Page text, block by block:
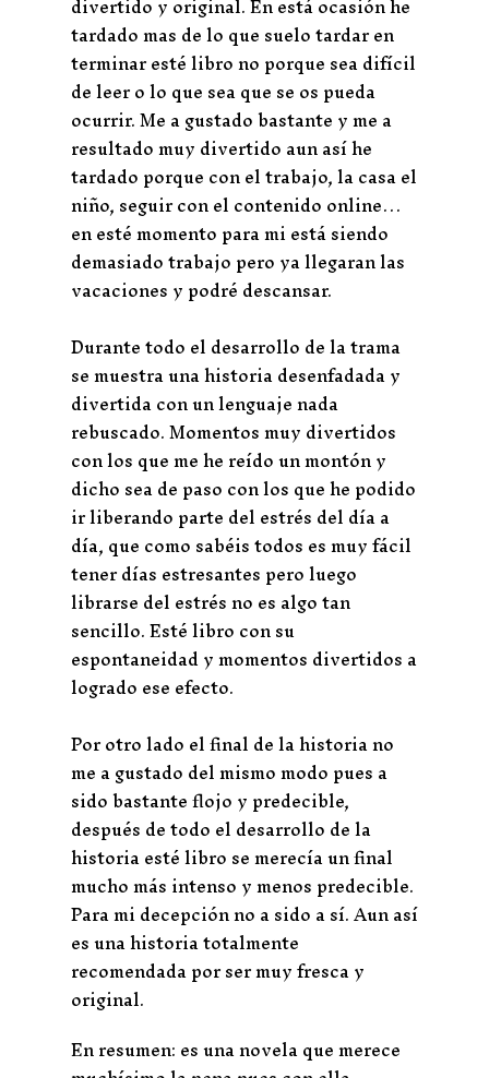
tardado mas de lo que suelo tardar en
terminar esté libro no porque sea difícil
de leer o lo que sea que se os pueda
ocurrir. Me a gustado bastante y me a
resultado muy divertido aun así he
tardado porque con el trabajo, la casa el
niño, seguir con el contenido online…
en esté momento para mi está siendo
demasiado trabajo pero ya llegaran las
vacaciones y podré descansar.
Durante todo el desarrollo de la trama
se muestra una historia desenfadada y
divertida con un lenguaje nada
rebuscado. Momentos muy divertidos
con los que me he reído un montón y
dicho sea de paso con los que he podido
ir liberando parte del estrés del día a
día, que como sabéis todos es muy fácil
tener días estresantes pero luego
librarse del estrés no es algo tan
sencillo. Esté libro con su
espontaneidad y momentos divertidos a
logrado ese efecto.
Por otro lado el final de la historia no
me a gustado del mismo modo pues a
sido bastante flojo y predecible,
después de todo el desarrollo de la
historia esté libro se merecía un final
mucho más intenso y menos predecible.
Para mi decepción no a sido a sí. Aun así
es una historia totalmente
recomendada por ser muy fresca y
original.
En resumen: es una novela que merece